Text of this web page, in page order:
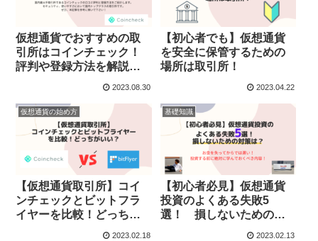
仮想通貨でおすすめの取
引所はコインチェック！
評判や登録方法を解説！
2023.08.30
【初心者でも】仮想通貨
を安全に保管するための
場所は取引所！
2023.04.22
仮想通貨の始め方
【仮想通貨取引所】コイ
ンチェックとビットフラ
イヤーを比較！どっちが
2023.02.18
基礎知識
【初心者必見】仮想通貨
投資のよくある失敗5
選！ 損しないための対
2023.02.13